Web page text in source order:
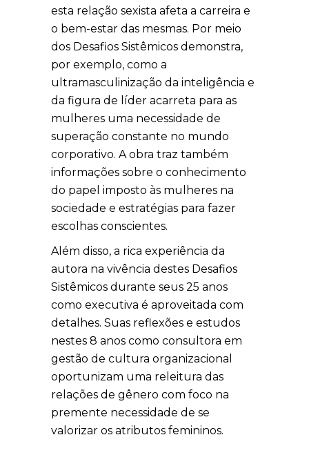
esta relação sexista afeta a carreira e
o bem-estar das mesmas. Por meio
dos Desafios Sistêmicos demonstra,
por exemplo, como a
ultramasculinização da inteligência e
da figura de líder acarreta para as
mulheres uma necessidade de
superação constante no mundo
corporativo. A obra traz também
informações sobre o conhecimento
do papel imposto às mulheres na
sociedade e estratégias para fazer
escolhas conscientes.
Além disso, a rica experiência da
autora na vivência destes Desafios
Sistêmicos durante seus 25 anos
como executiva é aproveitada com
detalhes. Suas reflexões e estudos
nestes 8 anos como consultora em
gestão de cultura organizacional
oportunizam uma releitura das
relações de gênero com foco na
premente necessidade de se
valorizar os atributos femininos.